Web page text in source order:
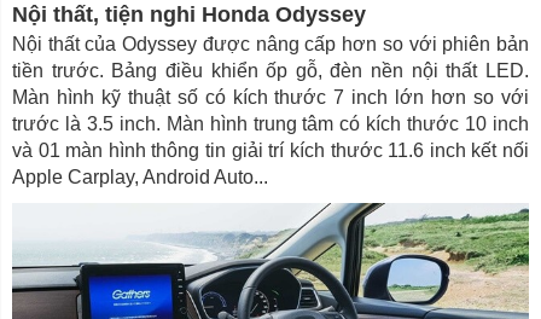
Nội thất, tiện nghi Honda Odyssey
Nội thất của Odyssey được nâng cấp hơn so với phiên bản
tiền trước. Bảng điều khiển ốp gỗ, đèn nền nội thất LED.
Màn hình kỹ thuật số có kích thước 7 inch lớn hơn so với
trước là 3.5 inch. Màn hình trung tâm có kích thước 10 inch
và 01 màn hình thông tin giải trí kích thước 11.6 inch kết nối
Apple Carplay, Android Auto...